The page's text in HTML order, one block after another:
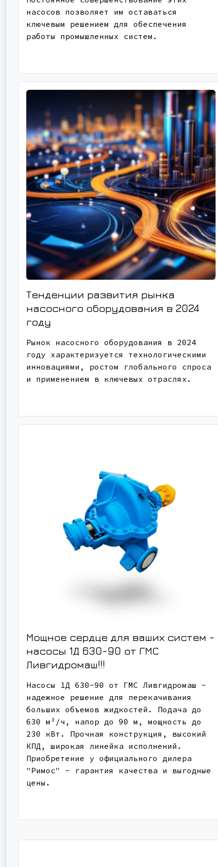
насосов позволяет им оставаться
ключевым решением для обеспечения
работы промышленных систем.
Тенденции развития рынка
насосного оборудования в 2024
году
Рынок насосного оборудования в 2024
году характеризуется технологическими
инновациями, ростом глобального спроса
и применением в ключевых отраслях.
Мощное сердце для ваших систем -
насосы 1Д 630-90 от ГМС
Ливгидромаш!!!
Насосы 1Д 630-90 от ГМС Ливгидромаш -
надежное решение для перекачивания
больших объемов жидкостей. Подача до
630 м³/ч, напор до 90 м, мощность до
230 кВт. Прочная конструкция, высокий
КПД, широкая линейка исполнений.
Приобретение у официального дилера
"Римос" - гарантия качества и выгодные
цены.